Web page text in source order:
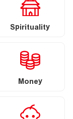
Spirituality
Money